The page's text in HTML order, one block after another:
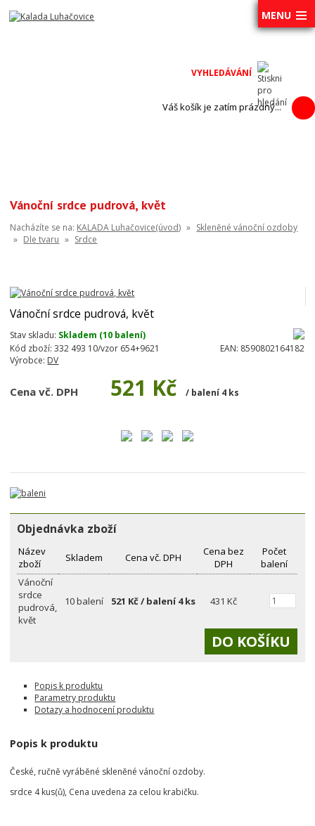
MENU
Váš košík je zatím prázdný...
Vánoční srdce pudrová, květ
Nacházíte se na: KALADA Luhačovice(úvod) » Skleněné vánoční ozdoby
» Dle tvaru » Srdce
Vánoční srdce pudrová, květ
Stav skladu: Skladem (10 balení)
Kód zboží: 332 493 10/vzor 654+9621 EAN: 8590802164182
Výrobce: DV
Cena vč. DPH 521 Kč / balení 4 ks
Objednávka zboží
Název
zboží
Skladem Cena vč. DPH
Cena bez
DPH
Počet
balení
Vánoční
srdce
pudrová,
květ
10 balení 521 Kč / balení 4 ks 431 Kč
Popis k produktu
Parametry produktu
Dotazy a hodnocení produktu
Popis k produktu
České, ručně vyráběné skleněné vánoční ozdoby.
srdce 4 kus(ů), Cena uvedena za celou krabičku.